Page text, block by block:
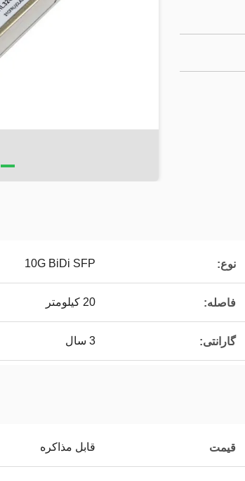
نوع: 10G BiDi SFP
فاصله: 20 کیلومتر
گارانتی: 3 سال
قیمت قابل مذاکره